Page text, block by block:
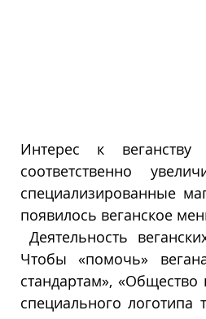
Интерес к
соответственно
специализированные
появилось веганское
Чтобы «помочь»
стандартам»,
специального логотипа